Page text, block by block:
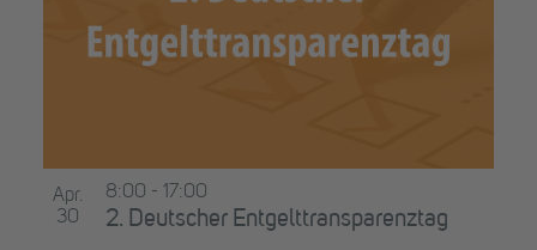
Apr.
30
2. Deutscher Entgelttransparenztag
8:00 - 17:00